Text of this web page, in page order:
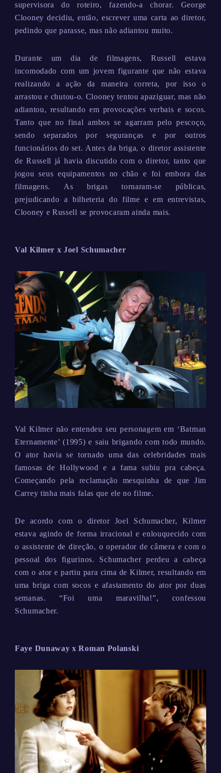
supervisora do roteiro, fazendo-a chorar. George
Clooney decidiu, então, escrever uma carta ao diretor,
pedindo que parasse, mas não adiantou muito.
Durante um dia de filmagens, Russell estava
incomodado com um jovem figurante que não estava
realizando a ação da maneira correta, por isso o
arrastou e chutou-o. Clooney tentou apaziguar, mas não
adiantou, resultando em provocações verbais e socos.
Tanto que no final ambos se agarram pelo pescoço,
sendo separados por seguranças e por outros
funcionários do set. Antes da briga, o diretor assistente
de Russell já havia discutido com o diretor, tanto que
jogou seus equipamentos no chão e foi embora das
filmagens. As brigas tornaram-se públicas,
prejudicando a bilheteria do filme e em entrevistas,
Clooney e Russell se provocaram ainda mais.
Val Kilmer x Joel Schumacher
Val Kilmer não entendeu seu personagem em ‘Batman
Eternamente’ (1995) e saiu brigando com todo mundo.
O ator havia se tornado uma das celebridades mais
famosas de Hollywood e a fama subiu pra cabeça.
Começando pela reclamação mesquinha de que Jim
Carrey tinha mais falas que ele no filme.
De acordo com o diretor Joel Schumacher, Kilmer
estava agindo de forma irracional e enlouquecido com
o assistente de direção, o operador de câmera e com o
pessoal dos figurinos. Schumacher perdeu a cabeça
com o ator e partiu para cima de Kilmer, resultando em
uma briga com socos e afastamento do ator por duas
semanas. “Foi uma maravilha!”, confessou
Schumacher.
Faye Dunaway x Roman Polanski